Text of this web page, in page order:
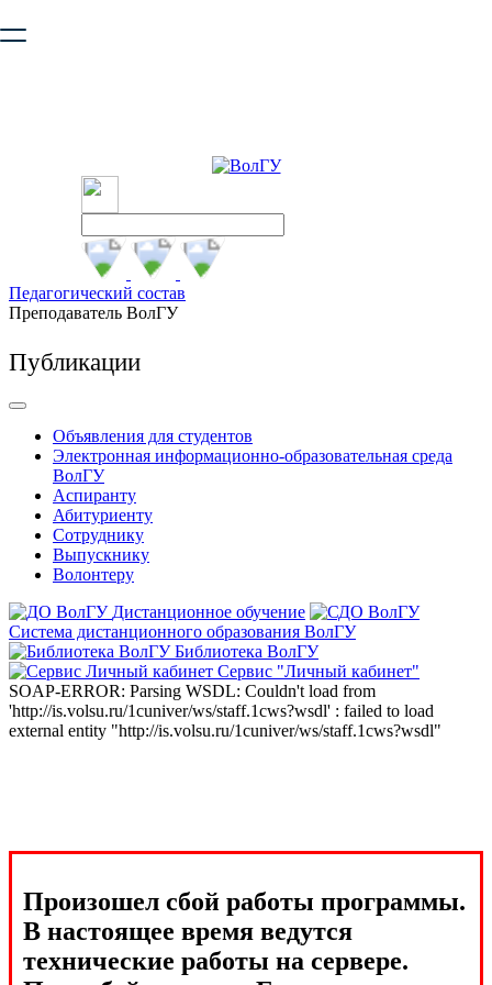
безопасную работу с сайтом. Пожалуйста
Педагогический состав
Преподаватель ВолГУ
Публикации
Объявления для студентов
Электронная информационно-образовательная среда
ВолГУ
Аспиранту
Абитуриенту
Сотруднику
Выпускнику
Волонтеру
Дистанционное обучение
Система дистанционного образования ВолГУ
Библиотека ВолГУ
Сервис "Личный кабинет"
SOAP-ERROR: Parsing WSDL: Couldn't load from
'http://is.volsu.ru/1cuniver/ws/staff.1cws?wsdl' : failed to load
external entity "http://is.volsu.ru/1cuniver/ws/staff.1cws?wsdl"
Произошел сбой работы программы.
В настоящее время ведутся
технические работы на сервере.